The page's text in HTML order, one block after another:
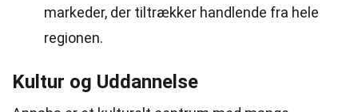
markeder, der tiltrækker handlende fra hele
regionen.
Kultur og Uddannelse